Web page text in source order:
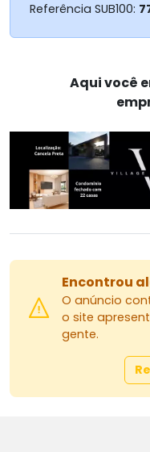
Referência SUB100:
Aqui você
Encontrou
O anúncio
o site
gente.